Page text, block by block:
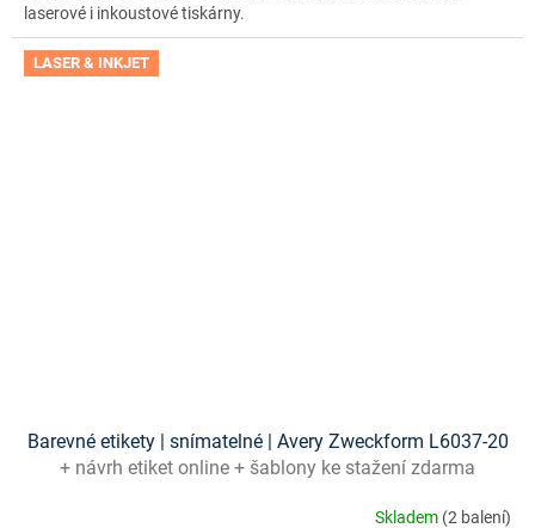
laserové i inkoustové tiskárny.
LASER & INKJET
Barevné etikety | snímatelné | Avery Zweckform L6037-20
+ návrh etiket online + šablony ke stažení zdarma
Skladem (2 balení)